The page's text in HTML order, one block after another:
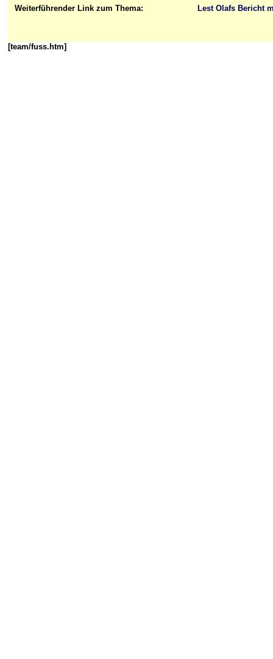
Weiterführender Link zum Thema: Lest Olafs Bericht
[team/fuss.htm]